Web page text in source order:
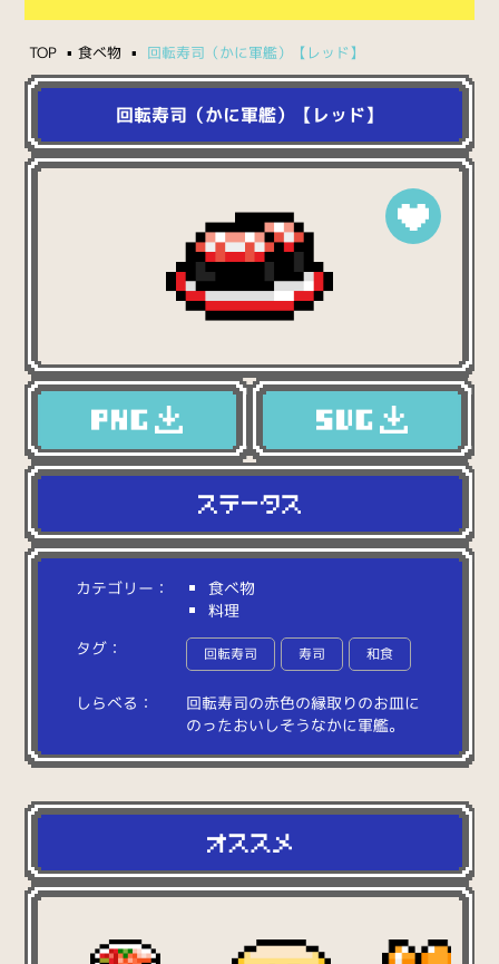
TOP 食べ物 回転寿司（かに軍艦）【レッド】
回転寿司（かに軍艦）【レッド】
カテゴリー：
食べ物
料理
タグ：
回転寿司 寿司 和食
しらべる： 回転寿司の赤色の縁取りのお皿に
のったおい しそうなかに軍艦。